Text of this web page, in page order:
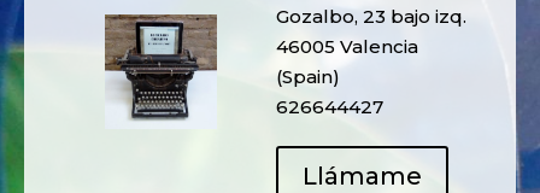
Gozalbo, 23 bajo izq.
46005 Valencia
(Spain)
626644427
Llámame